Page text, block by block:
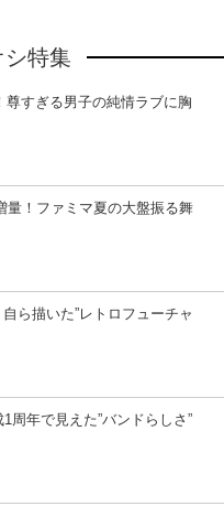
特集
尊すぎる男子の純情ラブに胸
量！ファミマ夏の大盤振る舞
ら描いた”レトロフューチャ
周年で見えた”バンドらしさ”